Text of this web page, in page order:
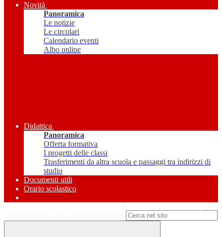
Novità
Panoramica
Le notizie
Le circolari
Calendario eventi
Albo online
Didattica
Panoramica
Offerta formativa
I progetti delle classi
Trasferimenti da altra scuola e passaggi tra indirizzi di
studio
Documenti utili
Orario scolastico